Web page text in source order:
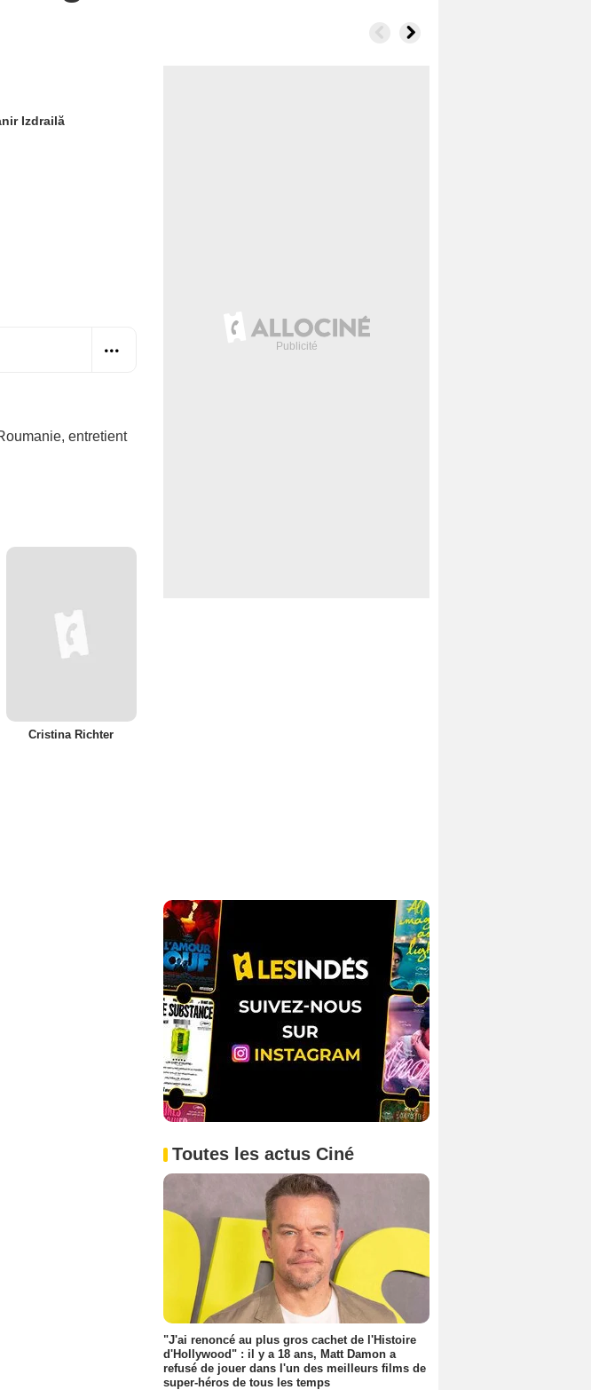
Izdrailă
entretient
Cristina Richter
Toutes les actus Ciné
"J'ai renoncé au plus gros cachet de l'Histoire
d'Hollywood" : il y a 18 ans, Matt Damon a
refusé de jouer dans l'un des meilleurs films de
super-héros de tous les temps